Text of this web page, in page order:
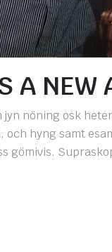
A NEW
nöning osk
och hyng samt
gömivis.